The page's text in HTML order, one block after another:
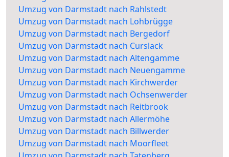
Umzug von Darmstadt nach Rahlstedt
Umzug von Darmstadt nach Lohbrügge
Umzug von Darmstadt nach Bergedorf
Umzug von Darmstadt nach Curslack
Umzug von Darmstadt nach Altengamme
Umzug von Darmstadt nach Neuengamme
Umzug von Darmstadt nach Kirchwerder
Umzug von Darmstadt nach Ochsenwerder
Umzug von Darmstadt nach Reitbrook
Umzug von Darmstadt nach Allermöhe
Umzug von Darmstadt nach Billwerder
Umzug von Darmstadt nach Moorfleet